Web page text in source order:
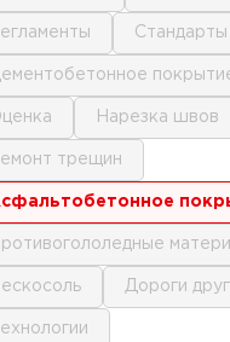
регламенты стандарты
цементобетонное
оценка нарезка швов
ремонт трещин
асфальтобетонное
противогололедные
пескосоль дороги
технологии